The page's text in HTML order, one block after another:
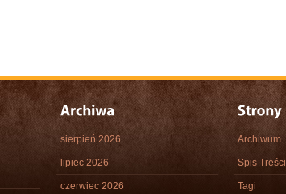
sierpień 2026
lipiec 2026
czerwiec 2026
Archiwum
Spis Treści
Tagi